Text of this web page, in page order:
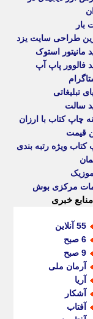
بار
طراحی سایت یزد
مانیتور استوک
فالوور پاپ آپ
تبلیغاتی
سالت
چاپ کتاب با ارزان
قیمت
کتاب ویژه رتبه بندی
مرکزی بوش
منابع خبری
55 آنلاین
6 صبح
9 صبح
آرمان ملی
آریا
آشکار
آفتاب